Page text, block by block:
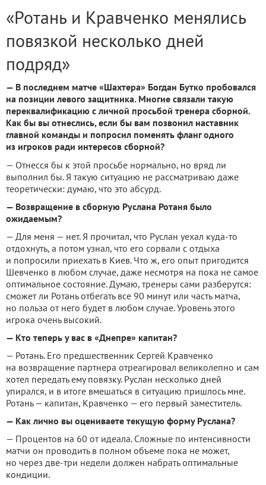
«Ротань и Кравченко менялись
повязкой несколько дней
подряд»
— В последнем матче «Шахтера» Богдан Бутко пробовался
на позиции левого защитника. Многие связали такую
переквалификацию с личной просьбой тренера сборной.
Как бы вы отнеслись, если бы вам позвонил наставник
главной команды и попросил поменять фланг одного
из игроков ради интересов сборной?
— Отнесся бы к этой просьбе нормально, но вряд ли
выполнил бы. Я такую ситуацию не рассматриваю даже
теоретически: думаю, что это абсурд.
— Возвращение в сборную Руслана Ротаня было
ожидаемым?
— Для меня — нет. Я прочитал, что Руслан уехал куда-то
отдохнуть, а потом узнал, что его сорвали с отдыха
и попросили приехать в Киев. Что ж, его опыт пригодится
Шевченко в любом случае, даже несмотря на пока не самое
оптимальное состояние. Думаю, тренеры сами разберутся:
сможет ли Ротань отбегать все 90 минут или часть матча,
но польза от него будет в любом случае. Уровень этого
игрока очень высокий.
— Кто теперь у вас в «Днепре» капитан?
— Ротань. Его предшественник Сергей Кравченко
на возвращение партнера отреагировал великолепно и сам
хотел передать ему повязку. Руслан несколько дней
упирался, и в итоге вмешаться в ситуацию пришлось мне.
Ротань — капитан, Кравченко — его первый заместитель.
— Как лично вы оцениваете текущую форму Руслана?
— Процентов на 60 от идеала. Сложные по интенсивности
матчи он проводить в полном объеме пока не может,
но через две-три недели должен набрать оптимальные
кондиции.